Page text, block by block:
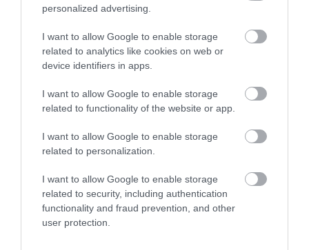
personalized advertising.
I want to allow Google to enable storage
related to analytics like cookies on web or
device identifiers in apps.
I want to allow Google to enable storage
related to functionality of the website or app.
I want to allow Google to enable storage
related to personalization.
I want to allow Google to enable storage
related to security, including authentication
functionality and fraud prevention, and other
user protection.
08.08.2026 15:04